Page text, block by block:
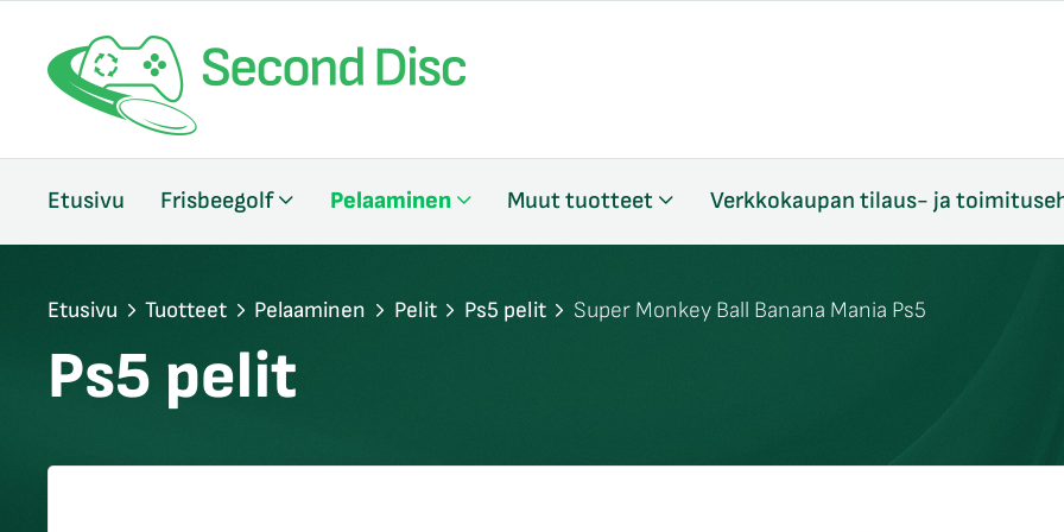
Etusivu Frisbeegolf Pelaaminen Muut tuotteet Verkkokaupan tilaus- ja
Etusivu Tuotteet Pelaaminen Pelit Ps5 pelit Super Monkey Ball Banana Mania Ps5
Ps5 pelit
sulje
sulje
sulje